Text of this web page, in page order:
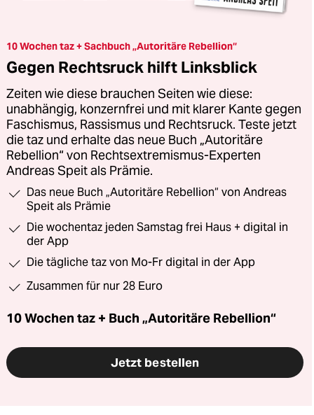
10 Wochen taz + Sachbuch „Autoritäre Rebellion“
Gegen Rechtsruck hilft Linksblick
Zeiten wie diese brauchen Seiten wie diese:
unabhängig, konzernfrei und mit klarer Kante gegen
Faschismus, Rassismus und Rechtsruck. Teste jetzt
die taz und erhalte das neue Buch „Autoritäre
Rebellion“ von Rechtsextremismus-Experten
Andreas Speit als Prämie.
Das neue Buch „Autoritäre Rebellion“ von Andreas
Speit als Prämie
Die wochentaz jeden Samstag frei Haus + digital in
der App
Die tägliche taz von Mo-Fr digital in der App
Zusammen für nur 28 Euro
10 Wochen taz + Buch „Autoritäre Rebellion“
Jetzt bestellen